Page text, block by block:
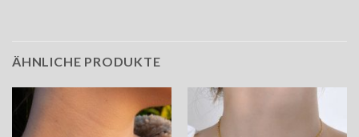
ÄHNLICHE PRODUKTE